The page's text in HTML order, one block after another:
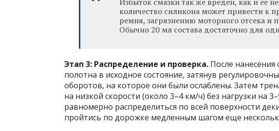
количество силикона может привести к
ремня, загрязнению моторного отсека и
Обычно 20 мл состава достаточно для
Этап 3: Распределение и проверка. После
полотна в исходное состояние, затянув
оборотов, на которое они были ослаблены. Затем
на низкой скорости (около 3–4 км/ч) без нагрузки на
равномерно распределиться по всей поверхности
пройтись по дорожке медленным шагом еще